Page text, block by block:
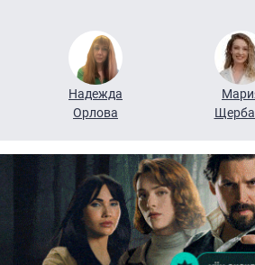
Надежда
Орлова